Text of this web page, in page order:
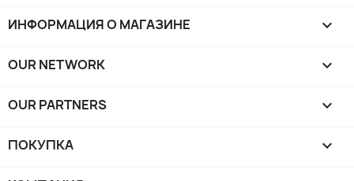
ИНФОРМАЦИЯ О МАГАЗИНЕ keyboard_arrow_down
OUR NETWORK keyboard_arrow_down
OUR PARTNERS keyboard_arrow_down
ПОКУПКА 